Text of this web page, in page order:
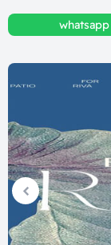
whatsapp